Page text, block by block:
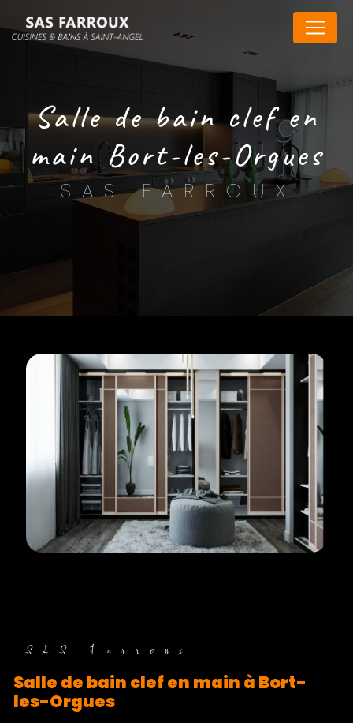
salle de bain clef en
main Bort-les-Orgues
SAS FARROUX
SAS Farroux
salle de bain clef en main à Bort-
les-Orgues